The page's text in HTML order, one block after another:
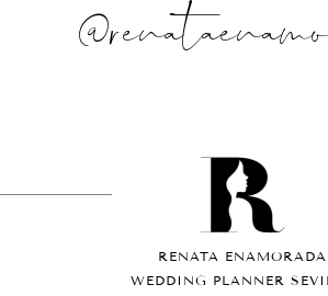
RENATA ENAMORADA
WEDDING PLANNER